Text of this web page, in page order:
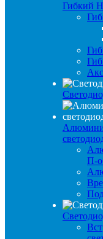
Гибкий
П-